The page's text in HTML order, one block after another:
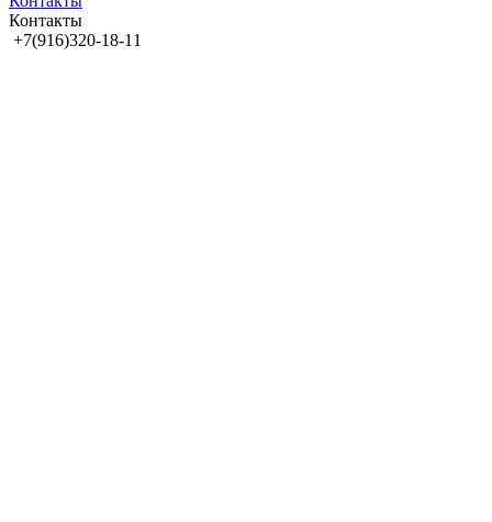
Контакты
+7(916)320-18-11